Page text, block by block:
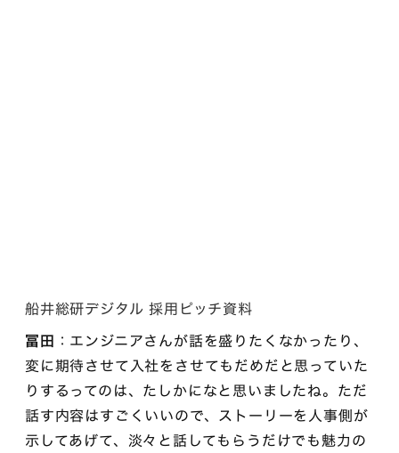
船井総研デジタル 採用ピッチ資料
冨田 ：エンジニアさんが話を盛りたくなかったり、
変に期待させて入社をさせてもだめだと思っていた
りするってのは、たしかになと思いましたね。ただ
話す内容はすごくいいので、ストーリーを人事側が
示してあげて、淡々と話してもらうだけでも魅力の